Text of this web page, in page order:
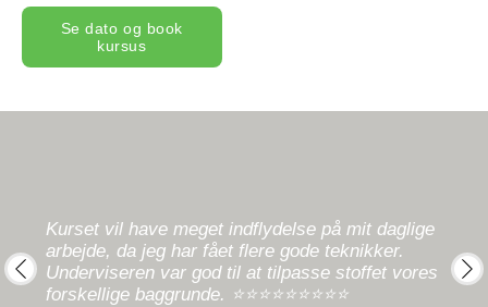
Se dato og book
kursus
for
Kurset vil have meget indflydelse på mit daglige
arbejde, da jeg har fået flere gode teknikker.
Underviseren var god til at tilpasse stoffet vores
forskellige baggrunde. ⭐⭐⭐⭐⭐⭐⭐⭐⭐